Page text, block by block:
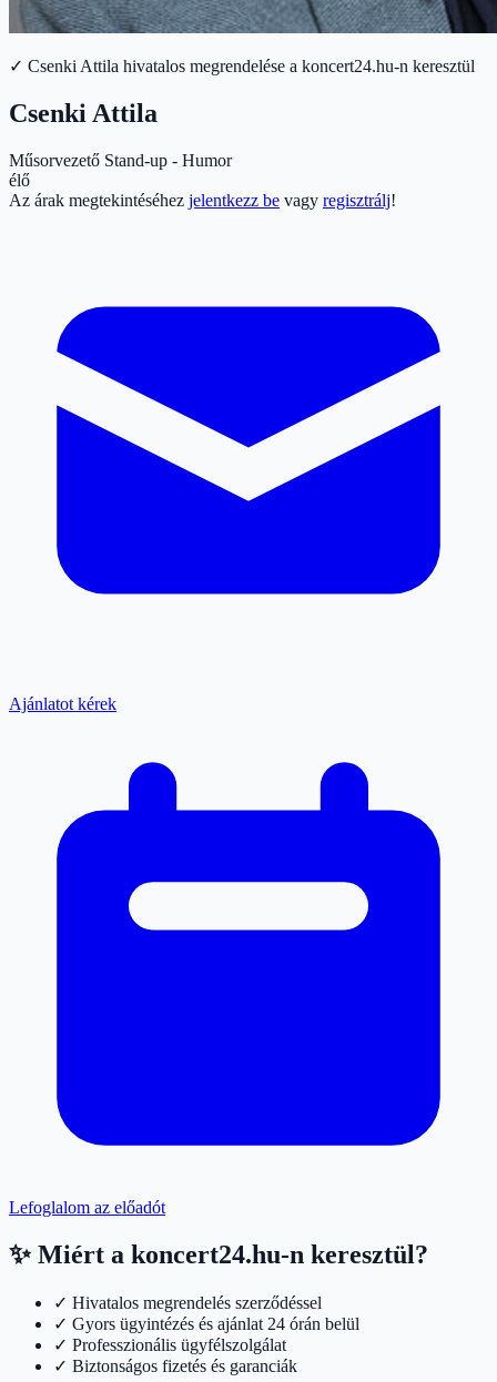
✓ Csenki Attila hivatalos megrendelése a koncert24.hu-n keresztül
Csenki Attila
Műsorvezető Stand-up - Humor
élő
Az árak megtekintéséhez jelentkezz be vagy regisztrálj!
Ajánlatot kérek
Lefoglalom az előadót
✨ Miért a koncert24.hu-n keresztül?
✓ Hivatalos megrendelés szerződéssel
✓ Gyors ügyintézés és ajánlat 24 órán belül
✓ Professzionális ügyfélszolgálat
✓ Biztonságos fizetés és garanciák